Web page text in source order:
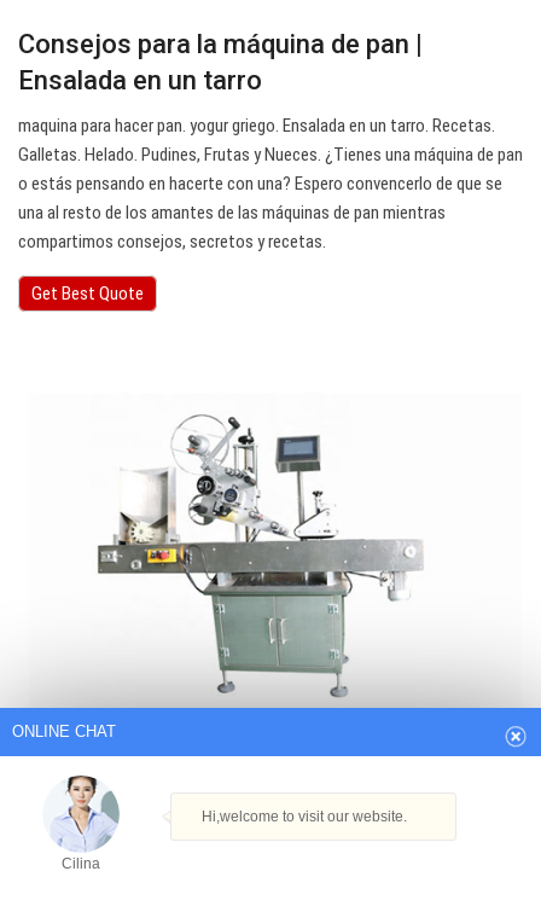
Consejos para la máquina de pan |
Ensalada en un tarro
maquina para hacer pan. yogur griego. Ensalada en un tarro. Recetas.
Galletas. Helado. Pudines, Frutas y Nueces. ¿Tienes una máquina de pan
o estás pensando en hacerte con una? Espero convencerlo de que se
una al resto de los amantes de las máquinas de pan mientras
compartimos consejos, secretos y recetas.
Get Best Quote
Hi,welcome to visit our website.
Cilina